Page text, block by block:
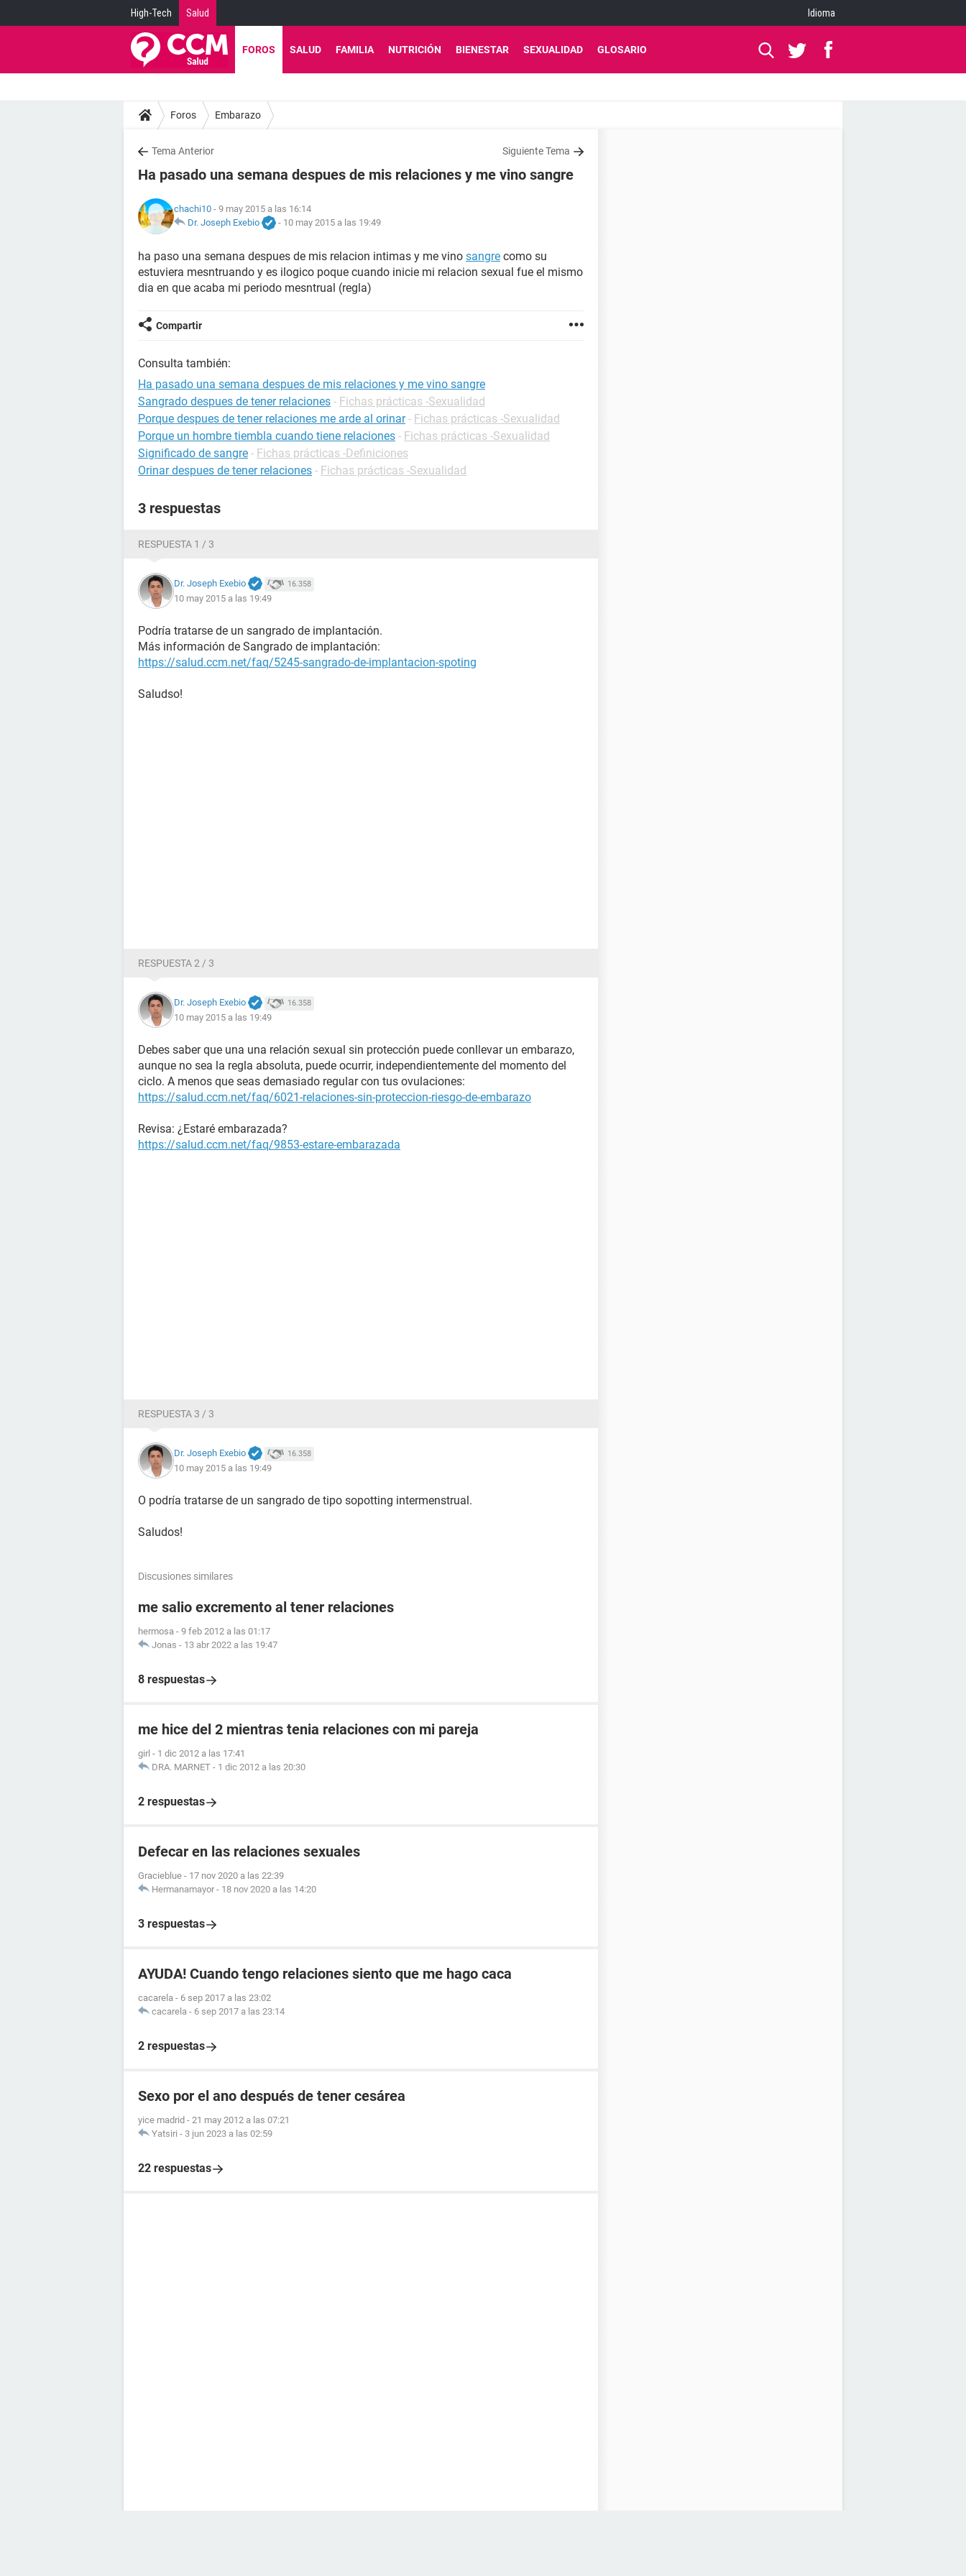
High-Tech Salud Idioma
FOROS SALUD FAMILIA NUTRICIÓN BIENESTAR SEXUALIDAD GLOSARIO
Foros Embarazo
Tema Anterior Siguiente Tema
Ha pasado una semana despues de mis relaciones y me vino sangre
chachi10 - 9 may 2015 a las 16:14
Dr. Joseph Exebio
- 10 may 2015 a las 19:49
ha paso una semana despues de mis relacion intimas y me vino sangre como su
estuviera mesntruando y es ilogico poque cuando inicie mi relacion sexual fue el mismo
dia en que acaba mi periodo mesntrual (regla)
Compartir
Consulta también:
Ha pasado una semana despues de mis relaciones y me vino sangre
Sangrado despues de tener relaciones - Fichas prácticas -Sexualidad
Porque despues de tener relaciones me arde al orinar - Fichas prácticas -Sexualidad
Porque un hombre tiembla cuando tiene relaciones - Fichas prácticas -Sexualidad
Significado de sangre - Fichas prácticas -Definiciones
Orinar despues de tener relaciones - Fichas prácticas -Sexualidad
3 respuestas
RESPUESTA 1 / 3
Dr. Joseph Exebio 16.358
10 may 2015 a las 19:49
Podría tratarse de un sangrado de implantación.
Más información de Sangrado de implantación:
https://salud.ccm.net/faq/5245-sangrado-de-implantacion-spoting
Saludso!
RESPUESTA 2 / 3
Dr. Joseph Exebio 16.358
10 may 2015 a las 19:49
Debes saber que una una relación sexual sin protección puede conllevar un embarazo,
aunque no sea la regla absoluta, puede ocurrir, independientemente del momento del
ciclo. A menos que seas demasiado regular con tus ovulaciones:
https://salud.ccm.net/faq/6021-relaciones-sin-proteccion-riesgo-de-embarazo
Revisa: ¿Estaré embarazada?
https://salud.ccm.net/faq/9853-estare-embarazada
RESPUESTA 3 / 3
Dr. Joseph Exebio 16.358
10 may 2015 a las 19:49
O podría tratarse de un sangrado de tipo sopotting intermenstrual.
Saludos!
Discusiones similares
me salio excremento al tener relaciones
hermosa - 9 feb 2012 a las 01:17
Jonas - 13 abr 2022 a las 19:47
8 respuestas
me hice del 2 mientras tenia relaciones con mi pareja
girl - 1 dic 2012 a las 17:41
DRA. MARNET - 1 dic 2012 a las 20:30
2 respuestas
Defecar en las relaciones sexuales
Gracieblue - 17 nov 2020 a las 22:39
Hermanamayor - 18 nov 2020 a las 14:20
3 respuestas
AYUDA! Cuando tengo relaciones siento que me hago caca
cacarela - 6 sep 2017 a las 23:02
cacarela - 6 sep 2017 a las 23:14
2 respuestas
Sexo por el ano después de tener cesárea
yice madrid - 21 may 2012 a las 07:21
Yatsiri - 3 jun 2023 a las 02:59
22 respuestas